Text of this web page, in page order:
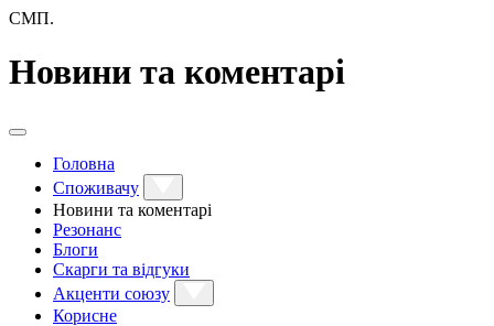
СМП.
Новини та коментарі
Головна
Споживачу
Новини та коментарі
Резонанс
Блоги
Скарги та відгуки
Акценти союзу
Корисне